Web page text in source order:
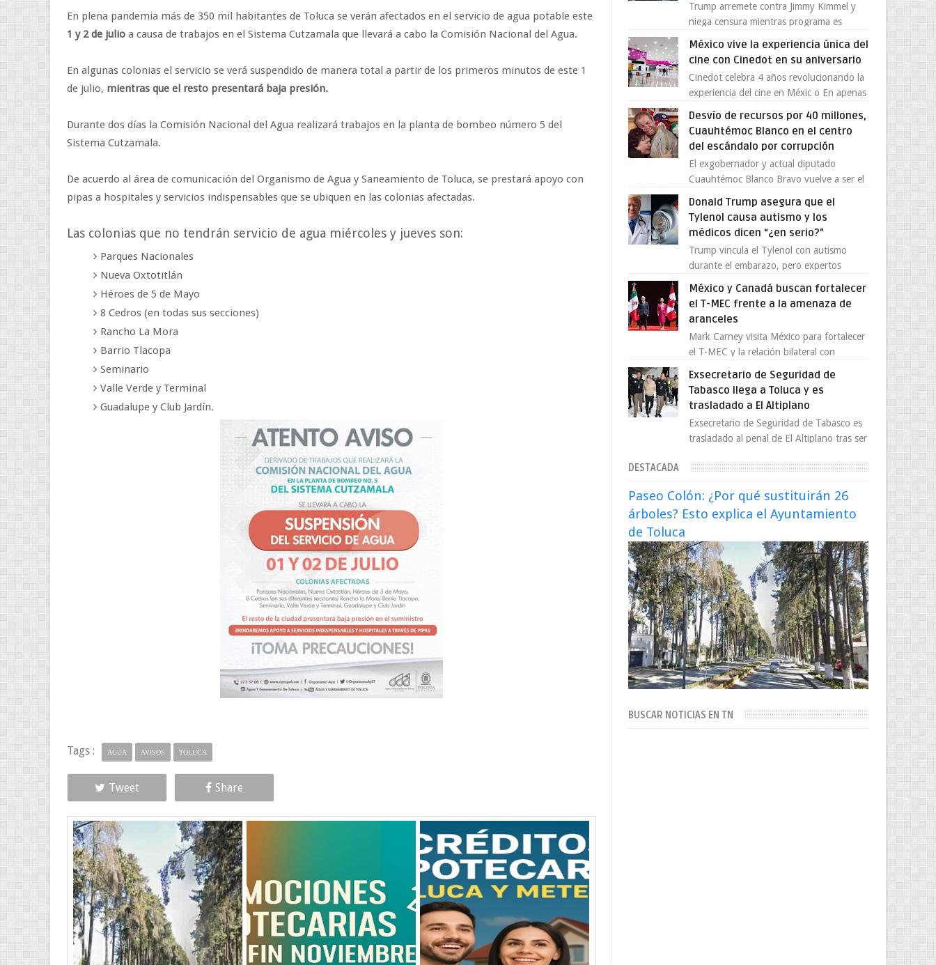
En plena pandemia más de 350 mil habitantes de Toluca se verán afectados en el servicio de agua potable este
1 y 2 de julio a causa de trabajos en el Sistema Cutzamala que llevará a cabo la Comisión Nacional del Agua.
En algunas colonias el servicio se verá suspendido de manera total a partir de los primeros minutos de este 1
de julio, mientras que el resto presentará baja presión.
Durante dos días la Comisión Nacional del Agua realizará trabajos en la planta de bombeo número 5 del
Sistema Cutzamala.
De acuerdo al área de comunicación del Organismo de Agua y Saneamiento de Toluca, se prestará apoyo con
pipas a hospitales y servicios indispensables que se ubiquen en las colonias afectadas.
Las colonias que no tendrán servicio de agua miércoles y jueves son:
Parques Nacionales
Nueva Oxtotitlán
Héroes de 5 de Mayo
8 Cedros (en todas sus secciones)
Rancho La Mora
Barrio Tlacopa
Seminario
Valle Verde y Terminal
Guadalupe y Club Jardín.
Tags : AGUA AVISOS TOLUCA
Tweet Share
Trump arremete contra Jimmy Kimmel y
niega censura mientras programa es
programa Jimmy Kimmel Live! ...
México vive la experiencia única del
cine con Cinedot en su aniversario
Cinedot celebra 4 años revolucionando la
experiencia del cine en Méxic o En apenas
cuatro años, Cinedot ha demostrado que
Desvío de recursos por 40 millones,
Cuauhtémoc Blanco en el centro
del escándalo por corrupción
El exgobernador y actual diputado
Cuauhtémoc Blanco Bravo vuelve a ser el
enfrentando señalamientos por...
Donald Trump asegura que el
Tylenol causa autismo y los
médicos dicen “¿en serio?”
Trump vincula el Tylenol con autismo
durante el embarazo, pero expertos
nuevo episodio de declaraciones...
México y Canadá buscan fortalecer
el T-MEC frente a la amenaza de
aranceles
Mark Carney visita México para fortalecer
el T-MEC y la relación bilateral con
provocada por la ofen...
Exsecretario de Seguridad de
Tabasco llega a Toluca y es
trasladado a El Altiplano
Exsecretario de Seguridad de Tabasco es
trasladado al penal de El Altiplano tras ser
Seguridad Públi...
DESTACADA
Paseo Colón: ¿Por qué sustituirán 26
árboles? Esto explica el Ayuntamiento
de Toluca
BUSCAR NOTICIAS EN TN